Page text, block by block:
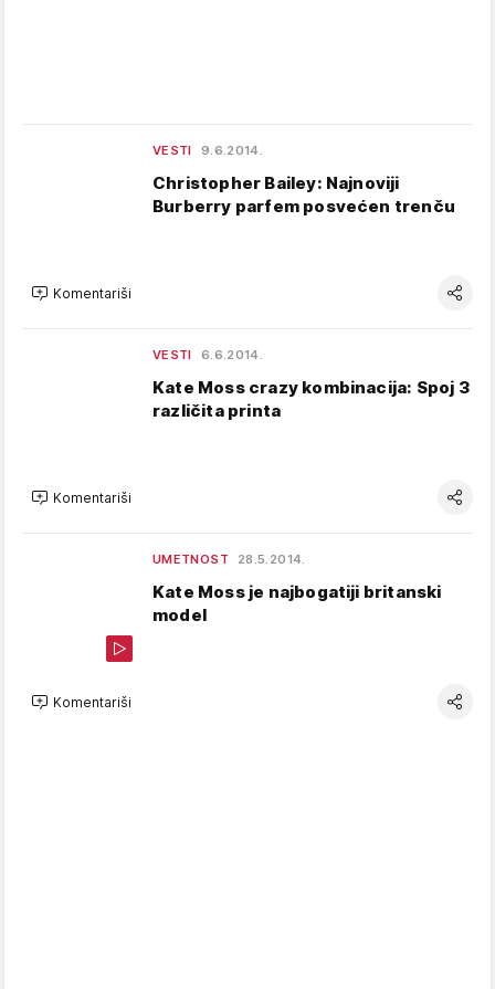
VESTI 9.6.2014.
Christopher Bailey: Najnoviji
Burberry parfem posvećen trenču
Komentariši
VESTI 6.6.2014.
Kate Moss crazy kombinacija: Spoj 3
različita printa
Komentariši
UMETNOST 28.5.2014.
Kate Moss je najbogatiji britanski
model
Komentariši